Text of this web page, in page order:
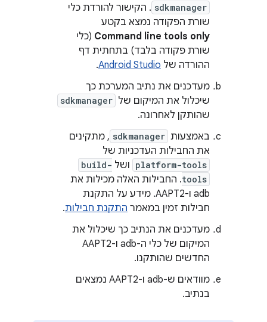
sdkmanager . הקישור להורדת כלי
שורת הפקודה נמצא בקטע
Command line tools only (כלי
שורת פקודה בלבד) בתחתית דף
ההורדה של Android Studio
.
מעדכנים את נתיב המערכת כך
שיכלול את המיקום של sdkmanager
שהותקן לאחרונה.
באמצעות sdkmanager , מתקינים
את החבילות העדכניות של
platform-tools ושל build-
tools. החבילות האלה מכילות את
adb ו-AAPT2. מידע על התקנת
חבילות זמין במאמר התקנת חבילות.
מעדכנים את הנתיב כך שיכלול את
המיקום של כלי ה-adb ו-AAPT2
החדשים שהותקנו.
מוודאים ש-adb ו-AAPT2 נמצאים
בנתיב.